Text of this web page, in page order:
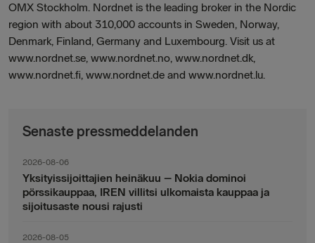
OMX Stockholm. Nordnet is the leading broker in the Nordic
region with about 310,000 accounts in Sweden, Norway,
Denmark, Finland, Germany and Luxembourg. Visit us at
www.nordnet.se, www.nordnet.no, www.nordnet.dk,
www.nordnet.fi, www.nordnet.de and www.nordnet.lu.
Senaste pressmeddelanden
2026-08-06
Yksityissijoittajien heinäkuu – Nokia dominoi
pörssikauppaa, IREN villitsi ulkomaista kauppaa ja
sijoitusaste nousi rajusti
2026-08-05